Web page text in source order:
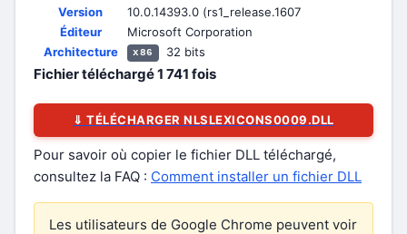
Version
10.0.14393.0 (rs1_release.1607
Éditeur
Microsoft Corporation
Architecture
x86 32 bits
Fichier téléchargé1 741 fois
⇓ TÉLÉCHARGER NLSLEXICONS0009.DLL
Pour savoir où copier le fichier DLL téléchargé,
consultez la FAQ : Comment installer un fichier DLL
Les utilisateurs de Google Chrome peuvent voir